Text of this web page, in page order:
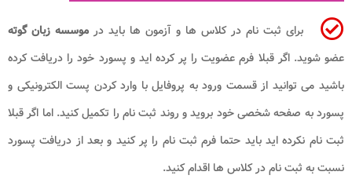
برای ثبت نام در کلاس ها و آزمون ها باید در موسسه زبان گوته
عضو شوید. اگر قبلا فرم عضویت را پر کرده اید و پسورد خود را دریافت کرده
باشید می توانید از قسمت ورود به پروفایل با وارد کردن پست الکترونیکی و
پسورد به صفحه شخصی خود بروید و روند ثبت نام را تکمیل کنید. اما اگر قبلا
ثبت نام نکرده اید باید حتما فرم ثبت نام را پر کنید و بعد از دریافت پسورد
نسبت به ثبت نام در کلاس ها اقدام کنید.